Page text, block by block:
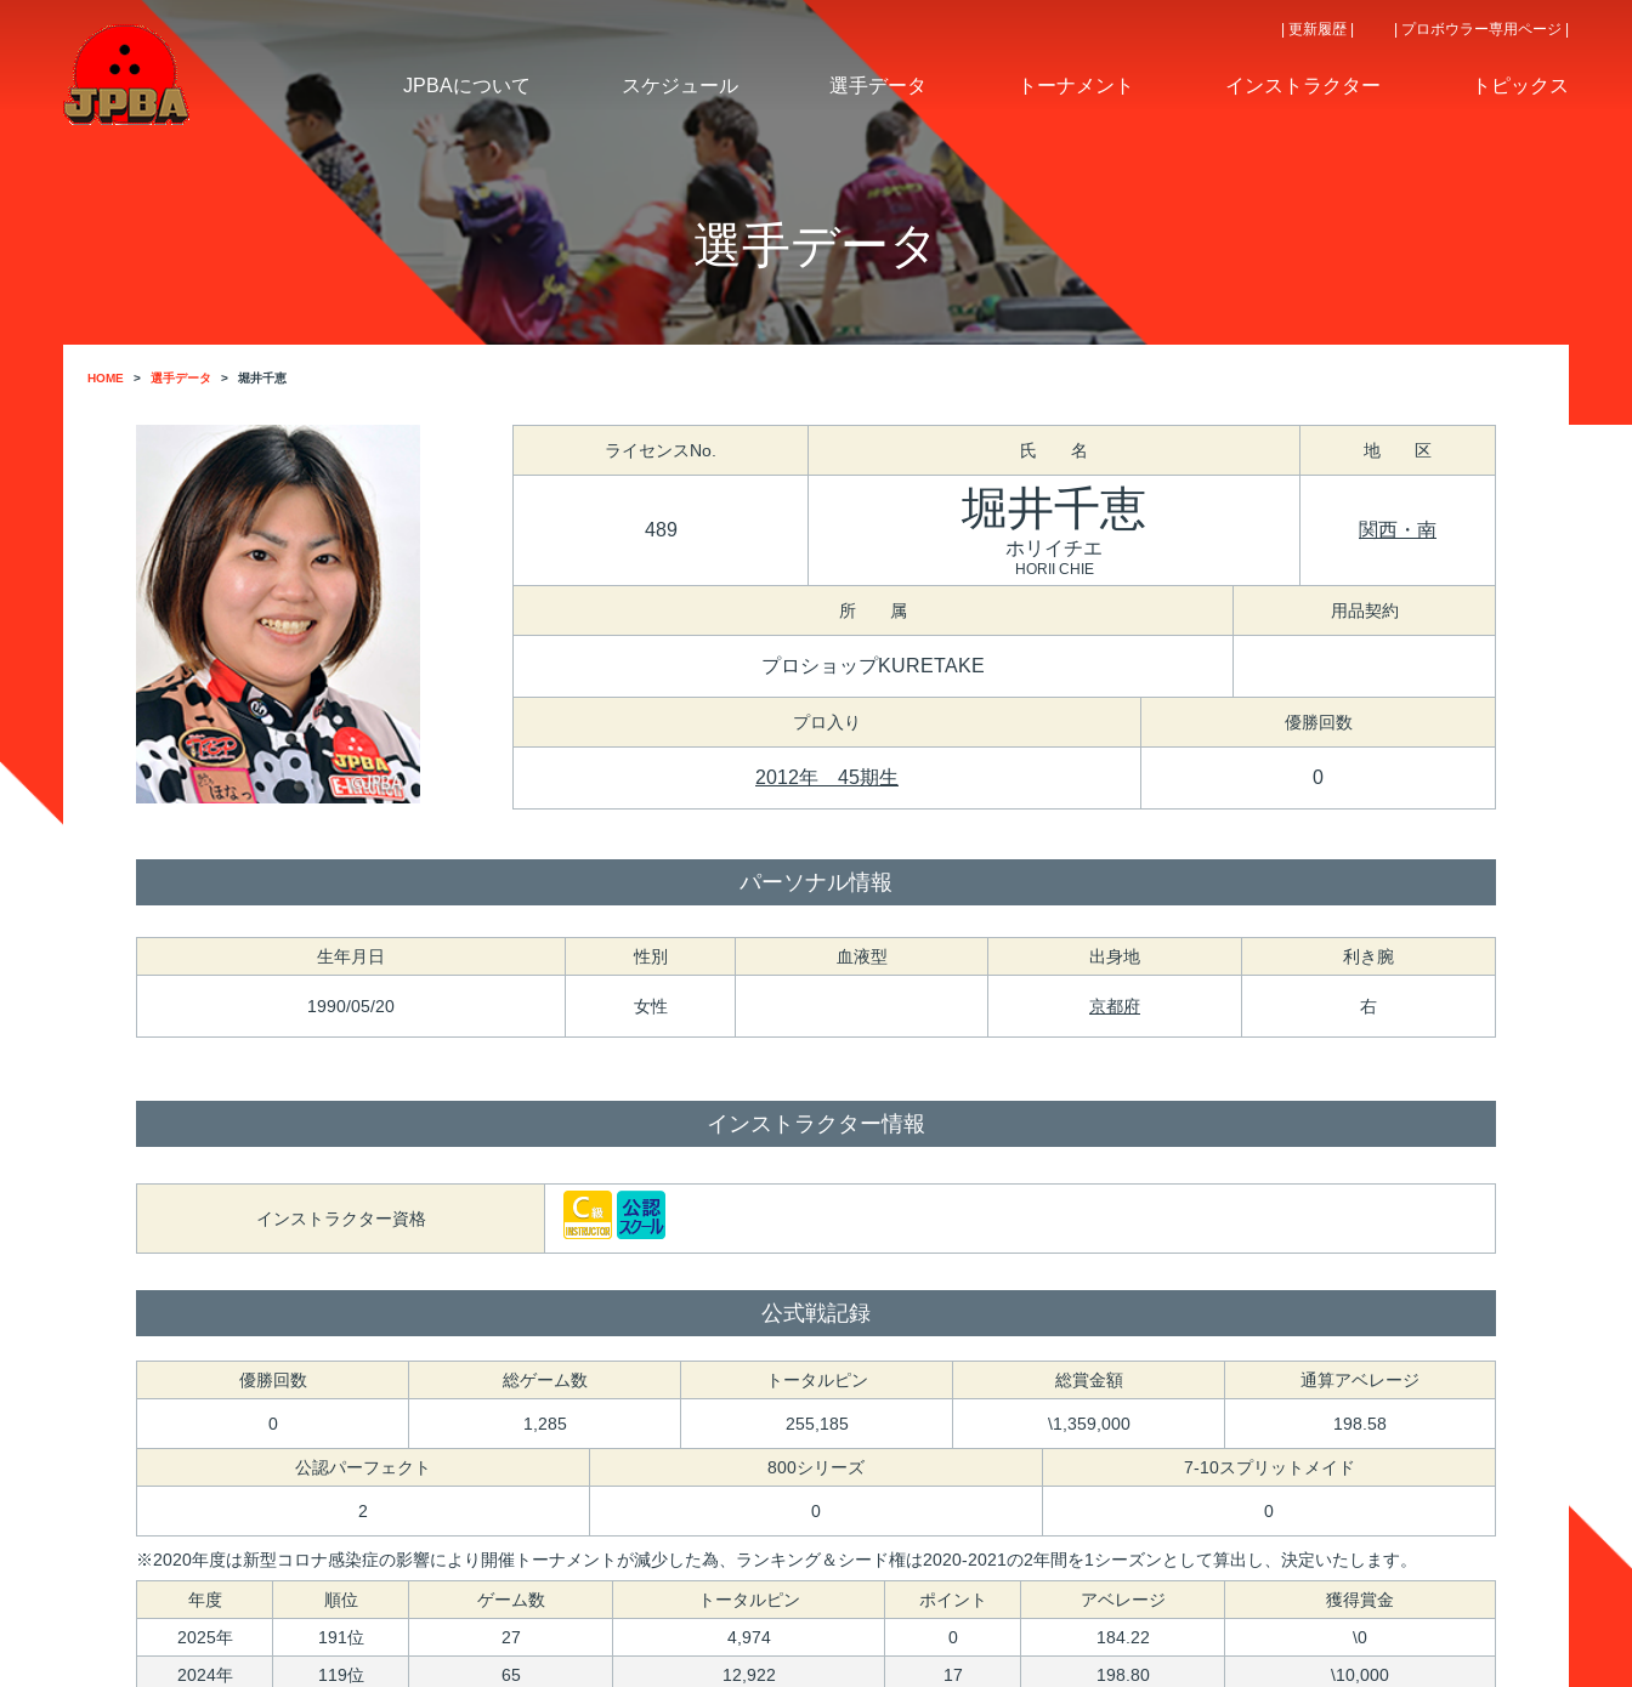
JPBAについて スケジュール 選手データ トーナメント インストラクター トピックス
| 更新履歴 | | プロボウラー専用ページ |
選手データ
HOME 選手データ 堀井千恵
ライセンスNo. 氏 名 地 区
489 堀井千恵
ホリイチエ
HORII CHIE
関西・南
所 属 用品契約
プロショップKURETAKE
プロ入り 優勝回数
2012年 45期生 0
パーソナル情報
生年月日 性別 血液型 出身地 利き腕
1990/05/20 女性 京都府 右
インストラクター情報
インストラクター資格
公式戦記録
優勝回数 総ゲーム数 トータルピン 総賞金額 通算アベレージ
0 1,285 255,185 \1,359,000 198.58
公認パーフェクト 800シリーズ 7-10スプリットメイド
2 0 0
※2020年度は新型コロナ感染症の影響により開催トーナメントが減少した為、ランキング＆シード権は2020-2021の2年間を1シーズンとして算出し、決定いたします。
年度 順位 ゲーム数 トータルピン ポイント アベレージ
獲得賞金
2025年
191位 27 4,974 0 184.22
\0
2024年
119位 65 12,922 17 198.80
\10,000